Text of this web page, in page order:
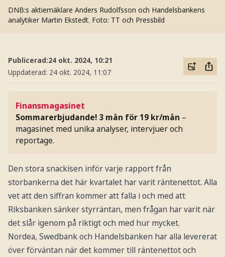
DNB:s aktiemäklare Anders Rudolfsson och Handelsbankens
analytiker Martin Ekstedt. Foto: TT och Pressbild
Publicerad:24 okt. 2024, 10:21
Uppdaterad: 24 okt. 2024, 11:07
Finansmagasinet
Sommarerbjudande! 3 mån för 19 kr/mån –
magasinet med unika analyser, intervjuer och
reportage.
Den stora snackisen inför varje rapport från
storbankerna det här kvartalet har varit räntenettot. Alla
vet att den siffran kommer att falla i och med att
Riksbanken sänker styrräntan, men frågan har varit när
det slår igenom på riktigt och med hur mycket.
Nordea, Swedbank och Handelsbanken har alla levererat
över förväntan när det kommer till räntenettot och